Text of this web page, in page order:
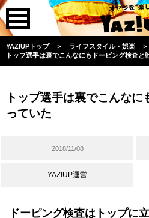
YAZIUPトップ ＞ ライフスタイル・娯楽 ＞
トップ選手は裏でこんなにもドーピング検査と
トップ選手は裏でこんな
っていた
2018/11/08
YAZIUP運営
ドーピング検査はトップに